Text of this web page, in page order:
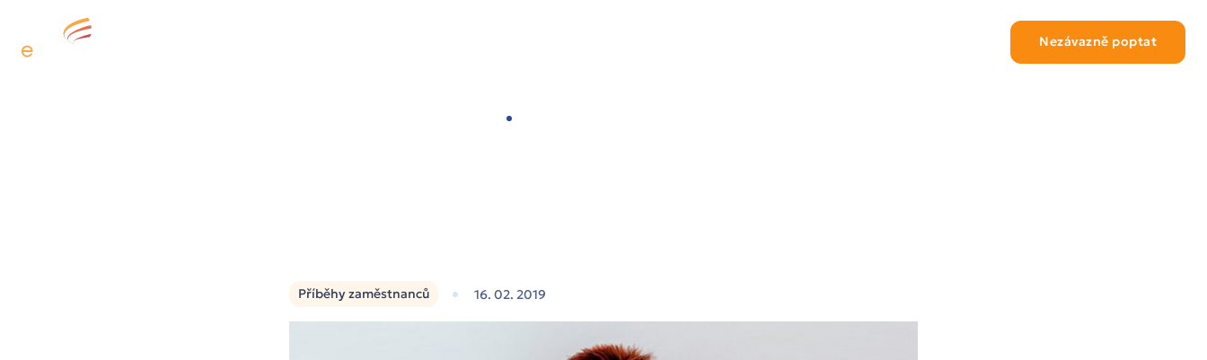
Nezávazně poptat
Příběhy zaměstnanců 16. 02. 2019